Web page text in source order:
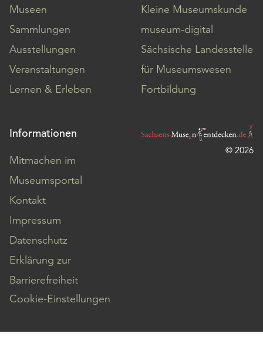
Museen
Sammlungen
Ausstellungen
Veranstaltungen
Lernen & Erleben
Kleine Museumskunde
museum-digital
Sächsische Landesstelle
für Museumswesen
Fortbildung
Informationen
Mitmachen im
Museumsportal
Kontakt
Impressum
Datenschutz
Erklärung zur
Barrierefreiheit
Cookie-Einstellungen
© 2026